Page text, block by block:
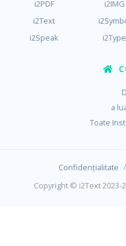
i2PDF i2IMG
i2Text
i2Speak
i2Type
a
Toate
Confidențialitate /
Copyright © i2Text 2023-